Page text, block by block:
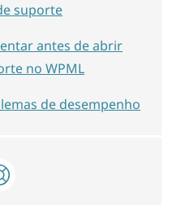
suporte
antes de abrir
no WPML
de desempenho